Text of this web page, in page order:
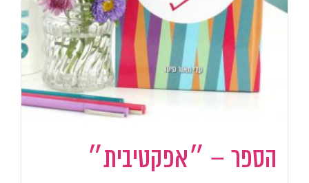
הספר – ״אפקטיבית״